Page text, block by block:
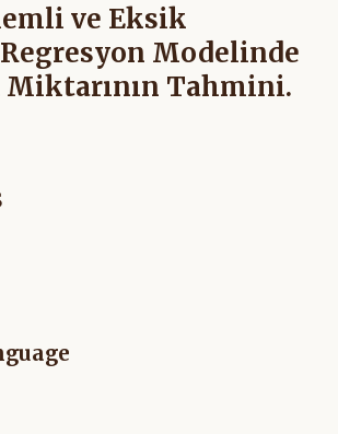
ve Eksik
Modelinde
Tahmini.